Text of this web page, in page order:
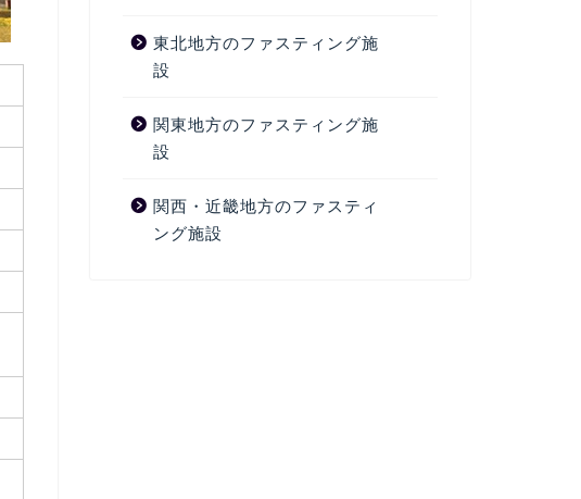
東北地方のファスティング施
設
関東地方のファスティング施
設
関西・近畿地方のファスティ
ング施設